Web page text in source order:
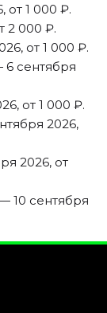
от 1 000 ₽.
2 000 ₽.
от 1 000 ₽.
6 сентября
от 1 000 ₽.
2026,
2026, от
10 сентября